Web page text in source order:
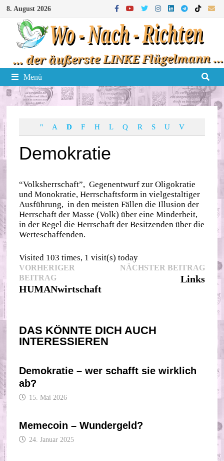
Zum
Inhalt
springen
8. August 2026
Menü
" A D F H L Q R S U V
Demokratie
“Volksherrschaft”, Gegenentwurf zur Oligokratie
und Monokratie, Herrschaftsform in vielgestaltiger
Ausführung, in den meisten Fällen die Illusion der
Herrschaft der Masse (Volk) über eine Minderheit,
in der Regel die Herrschaft der Besitzenden über die
Werteschaffenden.
Visited 103 times, 1 visit(s) today
Beitragsnavigation
VORHERIGER
BEITRAGVorheriger
Beitrag:
HUMANwirtschaft
NÄCHSTER BEITRAG
Links
DAS KÖNNTE DICH AUCH
INTERESSIEREN
Demokratie – wer schafft sie wirklich
ab?
15. Mai 2026
Memecoin – Wundergeld?
24. Januar 2025